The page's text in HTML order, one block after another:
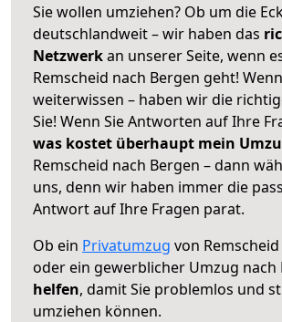
Sie wollen umziehen? Ob um die
deutschlandweit – wir haben das
Netzwerkan unserer Seite, wenn
Remscheid nach Bergen geht!
weiterwissen – haben wir die
Sie! Wenn Sie Antworten auf Ihre
was kostet überhaupt mein
Remscheid nach Bergen – dann
uns, denn wir haben immer die
Antwort auf Ihre Fragen parat.
Ob ein Privatumzug von
oder ein gewerblicher Umzug nach
helfen, damit Sie problemlos und
umziehen können.